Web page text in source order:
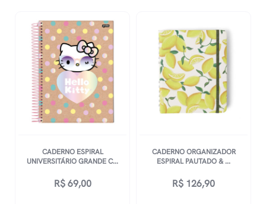
CADERNO ESPIRAL
UNIVERSITÁRIO GRANDE C...
R$69,00
CADERNO ORGANIZADOR
ESPIRAL PAUTADO & ...
R$ 126,90